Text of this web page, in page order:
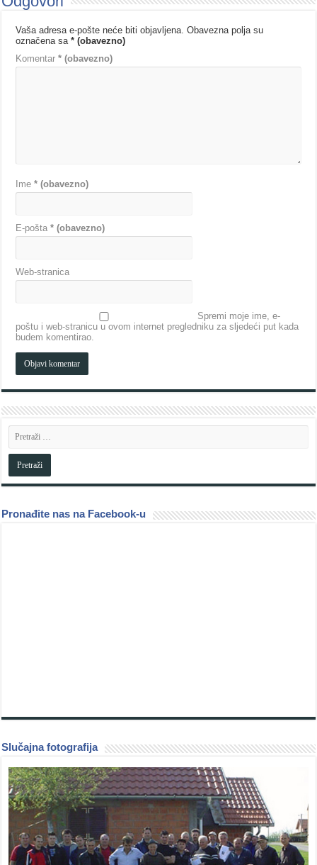
Vaša adresa e-pošte neće biti objavljena. Obavezna polja su
označena sa* (obavezno)
Komentar* (obavezno)
Ime* (obavezno)
E-pošta* (obavezno)
Web-stranica
Spremi moje ime, e-
poštu i web-stranicu u ovom internet pregledniku za sljedeći put kada
budem komentirao.
Pronađite nas na Facebook-u
Slučajna fotografija